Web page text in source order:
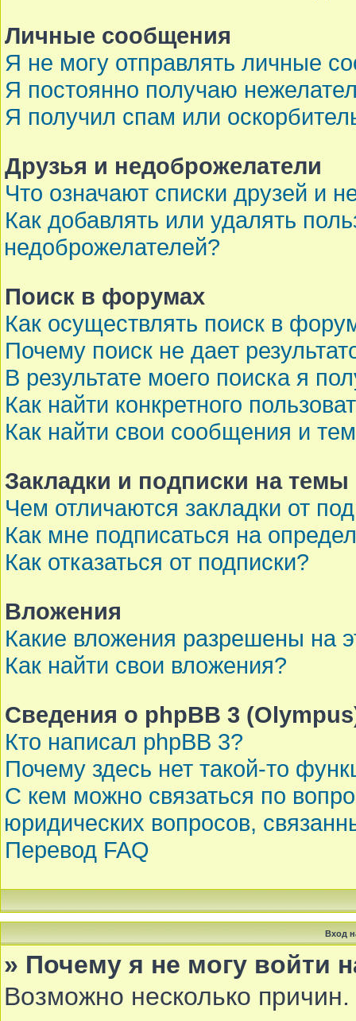
Личные сообщения
Я не могу отправлять личные
Я постоянно получаю
Я получил спам или
Друзья и недоброжелатели
Что означают списки друзей и
Как добавлять или удалять
недоброжелателей?
Поиск в форумах
Как осуществлять поиск в
Почему поиск не дает
В результате моего поиска я
Как найти конкретного
Как найти свои сообщения и
Закладки и подписки на темы
Чем отличаются закладки от
Как мне подписаться на
Как отказаться от подписки?
Вложения
Какие вложения разрешены на
Как найти свои вложения?
Сведения о phpBB 3
Кто написал phpBB 3?
Почему здесь нет такой-то
С кем можно связаться по
юридических вопросов,
Перевод FAQ
Вход
» Почему я не могу войти
Возможно несколько